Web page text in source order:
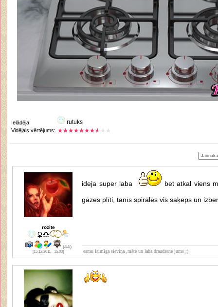
Ielādēja: rutuks
Vidējais vērtējums:
rozite
(44)
[15.12.2011 - 15:00]
ideja super laba bet atkal viens
gāzes plīti, tanīs spirālēs vis saķeps un
esmu laimīga sieviņa ,māte un laba draudzene jums ;)